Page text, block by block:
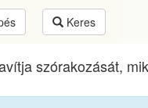
Keres
diákjai 1941 12A
szórakozását,